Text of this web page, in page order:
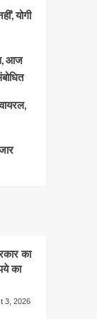
योगी
आज
का
का
3, 2026